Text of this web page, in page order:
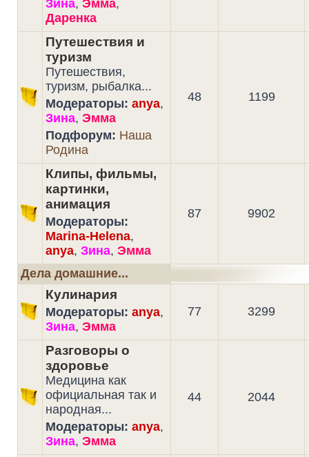
Зина, Эмма,
Даренка
Путешествия и
туризм
Путешествия,
туризм, рыбалка...
Модераторы: anya,
Зина, Эмма
Подфорум: Наша
Родина
48 1199
Клипы, фильмы,
картинки,
анимация
Модераторы:
Marina-Helena,
anya, Зина, Эмма
87 9902
Дела домашние...
Кулинария
Модераторы: anya,
Зина, Эмма
77 3299
Разговоры о
здоровье
Медицина как
официальная так и
народная...
Модераторы: anya,
Зина, Эмма
44 2044